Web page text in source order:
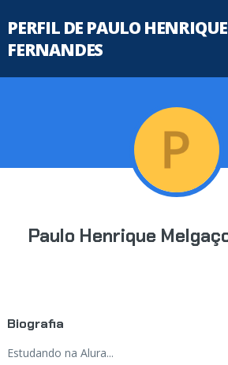
PERFIL DE PAULO
FERNANDES
Paulo Henrique
Biografia
Estudando na Alura...